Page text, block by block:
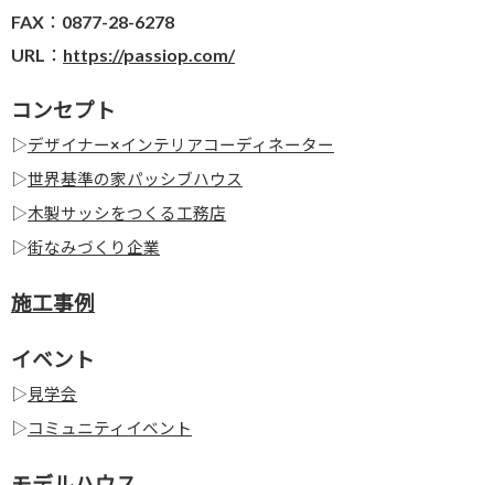
FAX：0877-28-6278
URL： https://passiop.com/
コンセプト
▷デザイナー×インテリアコーディネーター
▷世界基準の家パッシブハウス
▷木製サッシをつくる工務店
▷街なみづくり企業
施工事例
イベント
▷ 見学会
▷コミュニティイベント